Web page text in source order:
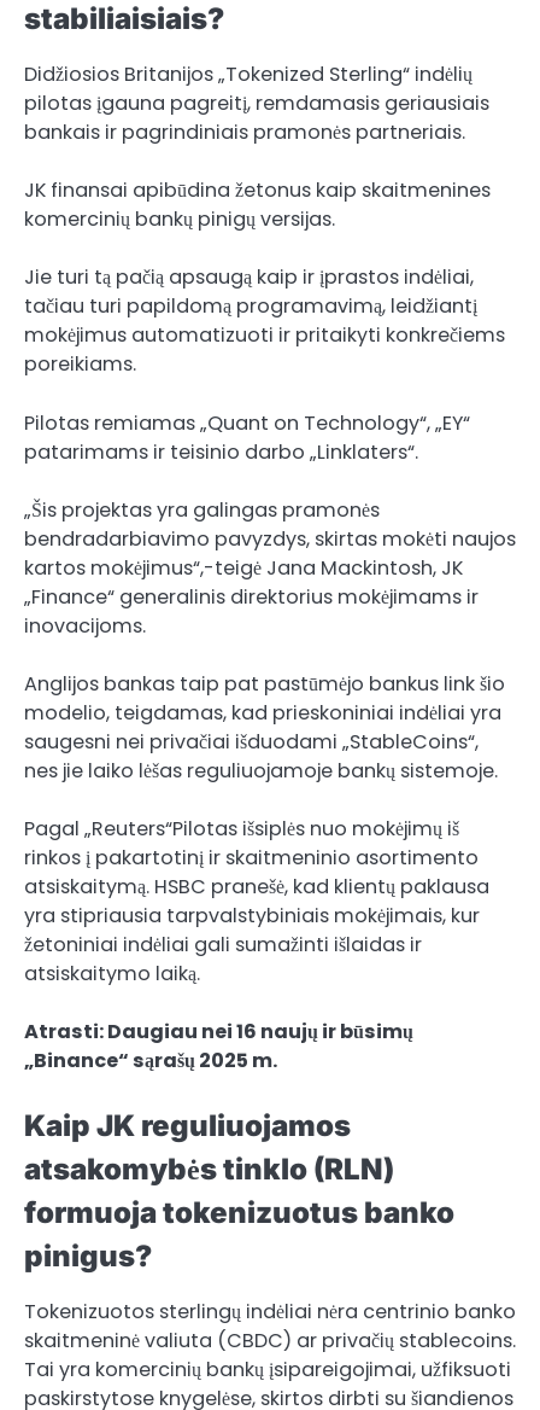
stabiliaisiais?
Didžiosios Britanijos „Tokenized Sterling“ indėlių
pilotas įgauna pagreitį, remdamasis geriausiais
bankais ir pagrindiniais pramonės partneriais.
JK finansai apibūdina žetonus kaip skaitmenines
komercinių bankų pinigų versijas.
Jie turi tą pačią apsaugą kaip ir įprastos indėliai,
tačiau turi papildomą programavimą, leidžiantį
mokėjimus automatizuoti ir pritaikyti konkrečiems
poreikiams.
Pilotas remiamas „Quant on Technology“, „EY“
patarimams ir teisinio darbo „Linklaters“.
„Šis projektas yra galingas pramonės
bendradarbiavimo pavyzdys, skirtas mokėti naujos
kartos mokėjimus“,-teigė Jana Mackintosh, JK
„Finance“ generalinis direktorius mokėjimams ir
inovacijoms.
Anglijos bankas taip pat pastūmėjo bankus link šio
modelio, teigdamas, kad prieskoniniai indėliai yra
saugesni nei privačiai išduodami „StableCoins“,
nes jie laiko lėšas reguliuojamoje bankų sistemoje.
Pagal „Reuters“Pilotas išsiplės nuo mokėjimų iš
rinkos į pakartotinį ir skaitmeninio asortimento
atsiskaitymą. HSBC pranešė, kad klientų paklausa
yra stipriausia tarpvalstybiniais mokėjimais, kur
žetoniniai indėliai gali sumažinti išlaidas ir
atsiskaitymo laiką.
Atrasti:Daugiau nei 16 naujų ir būsimų
„Binance“ sąrašų 2025 m.
Kaip JK reguliuojamos
atsakomybės tinklo (RLN)
formuoja tokenizuotus banko
pinigus?
Tokenizuotos sterlingų indėliai nėra centrinio banko
skaitmeninė valiuta (CBDC) ar privačių stablecoins.
Tai yra komercinių bankų įsipareigojimai, užfiksuoti
paskirstytose knygelėse, skirtos dirbti su šiandienos